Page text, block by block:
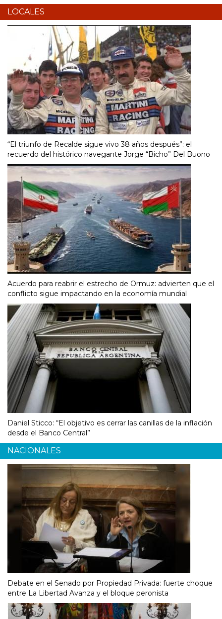
LOCALES
“El triunfo de Recalde sigue vivo 38 años después”: el
recuerdo del histórico navegante Jorge “Bicho” Del Buono
Acuerdo para reabrir el estrecho de Ormuz: advierten que el
conflicto sigue impactando en la economía mundial
Daniel Sticco: “El objetivo es cerrar las canillas de la inflación
desde el Banco Central”
NACIONALES
Debate en el Senado por Propiedad Privada: fuerte choque
entre La Libertad Avanza y el bloque peronista